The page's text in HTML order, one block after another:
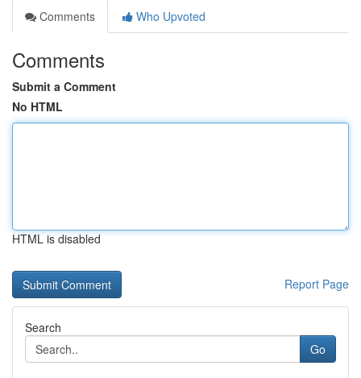
Comments
Who Upvoted
Comments
Submit a Comment
No HTML
HTML is disabled
Report Page
Search
Go